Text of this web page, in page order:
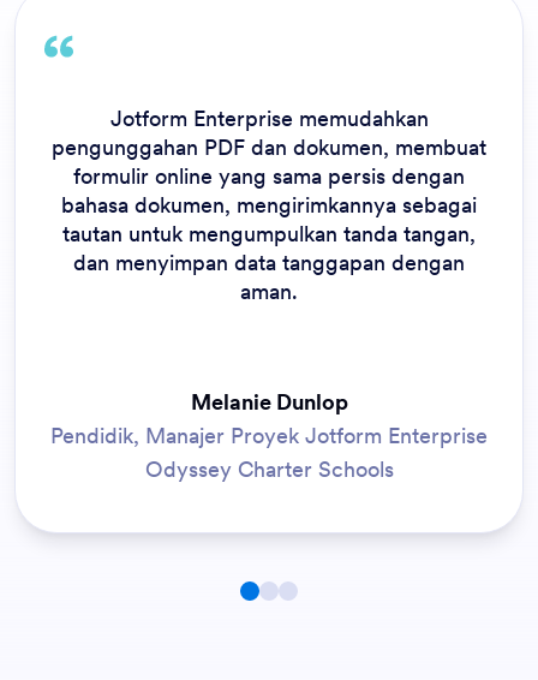
Jotform Enterprise memudahkan
pengunggahan PDF dan dokumen, membuat
formulir online yang sama persis dengan
bahasa dokumen, mengirimkannya sebagai
tautan untuk mengumpulkan tanda tangan,
dan menyimpan data tanggapan dengan
aman.
Melanie Dunlop
Pendidik, Manajer Proyek Jotform Enterprise
Odyssey Charter Schools